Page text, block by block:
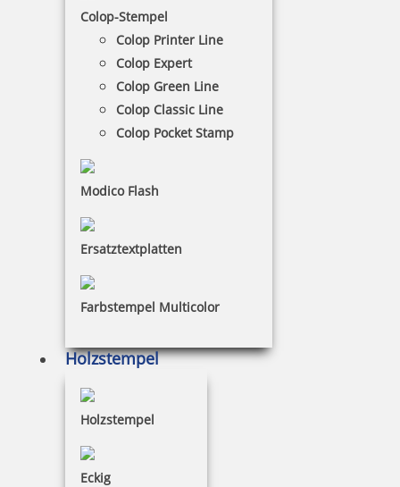
Colop-Stempel
Colop Printer Line
Colop Expert
Colop Green Line
Colop Classic Line
Colop Pocket Stamp
Modico Flash
Ersatztextplatten
Farbstempel Multicolor
Holzstempel
Holzstempel
Eckig
€-
4 Artikel in der Kategorie
Jetzt gestalten